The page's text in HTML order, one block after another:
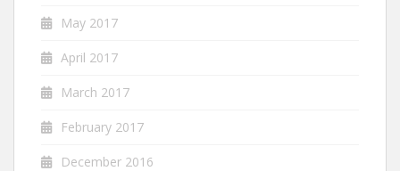
May 2017
April 2017
March 2017
February 2017
December 2016